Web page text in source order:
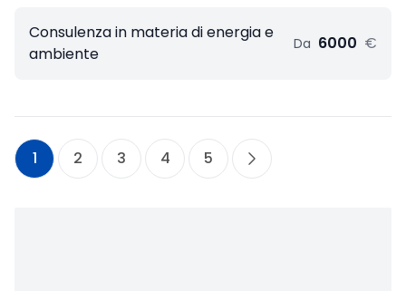
Consulenza in materia di energia e
ambiente
Da 6000 €
1 2 3 4 5